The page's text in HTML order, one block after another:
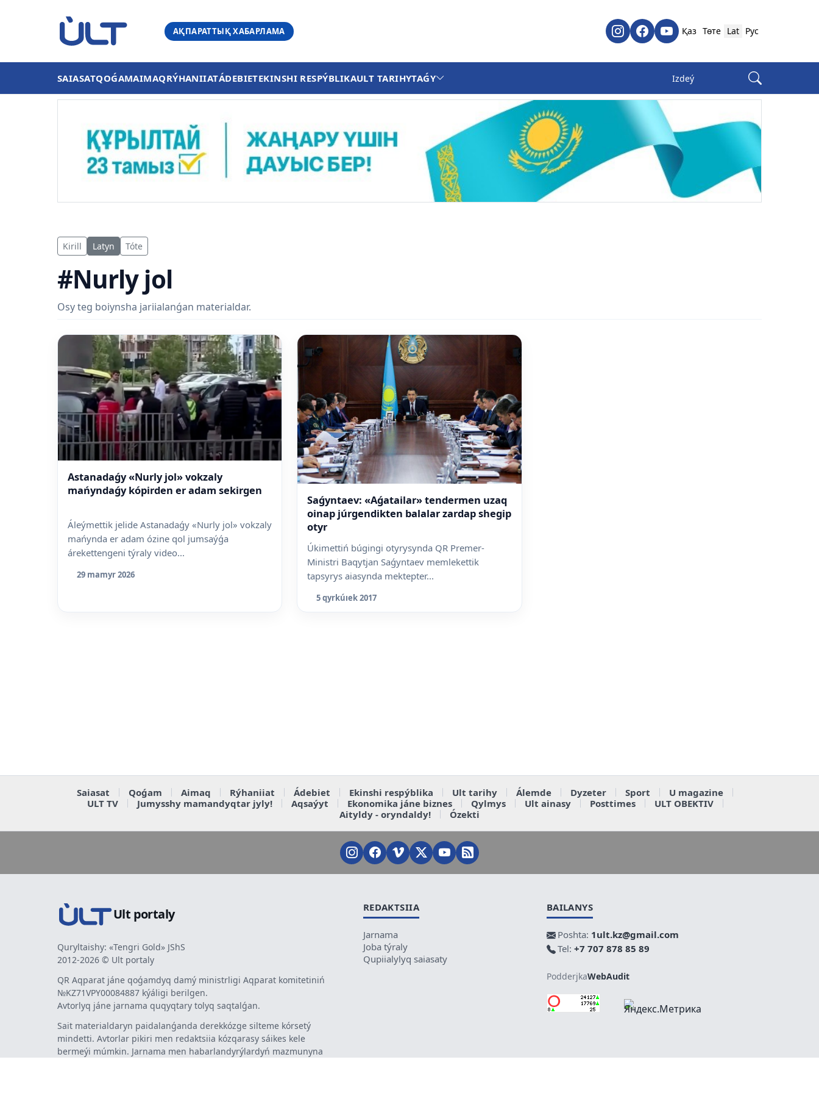
АҚПАРАТТЫҚ ХАБАРЛАМА Қаз Төте Lat Рус
SAIASATQOǴAMAIMAQRÝHANIIATÁDEBIETEKINSHI RESPÝBLIKAULT TARIHYTAǴY
Kirill Latyn Tóte
#Nurly jol
Osy teg boiynsha jariialanǵan materialdar.
Astanadaǵy «Nurly jol» vokzaly
mańyndaǵy kópirden er adam sekirgen
Áleýmettik jelide Astanadaǵy «Nurly jol» vokzaly
mańynda er adam ózine qol jumsaýǵa
árekettengeni týraly video...
29 mamyr 2026
Saǵyntaev: «Aǵatailar» tendermen uzaq
oinap júrgendikten balalar zardap shegip
otyr
Úkimettiń búgingi otyrysynda QR Premer-
Ministri Baqytjan Saǵyntaev memlekettik
tapsyrys aiasynda mektepter...
5 qyrkúıek 2017
Saiasat Qoǵam Aimaq Rýhaniiat Ádebiet Ekinshi respýblika Ult tarihy Álemde Dyzeter Sport
U magazine
ULT TV
Jumysshy mamandyqtar jyly! Aqsaýyt Ekonomika jáne biznes Qylmys Ult ainasy Posttimes
ULT OBEKTIV
Aityldy - oryndaldy!
Ózekti
Ult portaly
Quryltaishy: «Tengri Gold» JShS
2012-2026 © Ult portaly
QR Aqparat jáne qoǵamdyq damý ministrligi Aqparat komitetiniń
№KZ71VPY00084887 kýáligi berilgen.
Avtorlyq jáne jarnama quqyqtary tolyq saqtalǵan.
Sait materialdaryn paidalanǵanda derekkózge silteme kórsetý
mindetti. Avtorlar pikiri men redaktsiia kózqarasy sáikes kele
bermeýi múmkin. Jarnama men habarlandyrýlardyń mazmunyna
REDAKTSIIA
Jarnama
Joba týraly
Qupiialylyq saiasaty
BAILANYS
Poshta: 1ult.kz@gmail.com
Tel: +7 707 878 85 89
PodderjkaWebAudit